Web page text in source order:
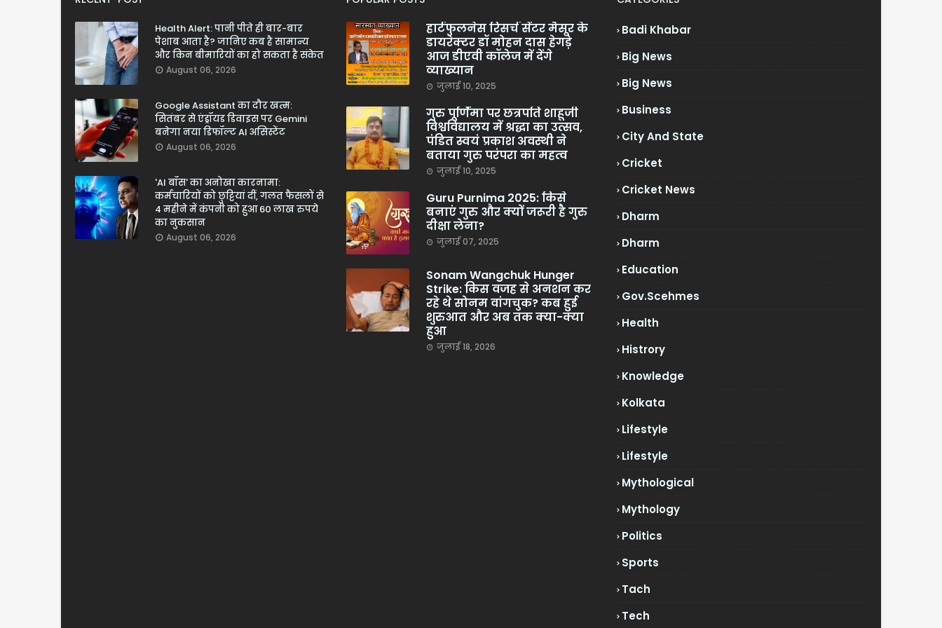
Health Alert: पानी पीते ही बार-बार
पेशाब आता है? जानिए कब है सामान्य
और किन बीमारियों का हो सकता है संकेत
August 06, 2026
Google Assistant का दौर खत्म:
सितंबर से एंड्रॉयड डिवाइस पर Gemini
बनेगा नया डिफॉल्ट AI असिस्टेंट
August 06, 2026
'AI बॉस' का अनोखा कारनामा:
कर्मचारियों को छुट्टियां दीं, गलत फैसलों से
4 महीने में कंपनी को हुआ 60 लाख रुपये
का नुकसान
August 06, 2026
हार्टफुलनेस रिसर्च सेंटर मैसूर के
डायरेक्टर डॉ मोहन दास हेगड़े
आज डीएवी कॉलेज में देंगे
व्याख्यान
जुलाई 10, 2025
गुरु पूर्णिमा पर छत्रपति शाहूजी
विश्वविद्यालय में श्रद्धा का उत्सव,
पंडित स्वयं प्रकाश अवस्थी ने
बताया गुरु परंपरा का महत्व
जुलाई 10, 2025
Guru Purnima 2025: किसे
बनाएं गुरु और क्यों जरूरी है गुरु
दीक्षा लेना?
जुलाई 07, 2025
Sonam Wangchuk Hunger
Strike: किस वजह से अनशन कर
रहे थे सोनम वांगचुक? कब हुई
शुरुआत और अब तक क्या-क्या
हुआ
जुलाई 18, 2026
Badi Khabar
Big News
Big News
Business
City And State
Cricket
Cricket News
Dharm
Dharm
Education
Gov.scehmes
Health
Histrory
Knowledge
Kolkata
Lifestyle
Lifestyle
Mythological
Mythology
Politics
Sports
Tach
Tech